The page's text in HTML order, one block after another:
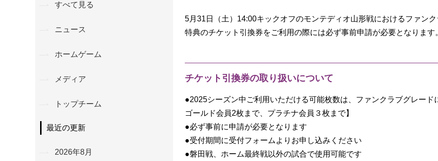
5月31日（土）14:00キックオフのモンテディオ山形戦におけるファン
特典のチケット引換券をご利用の際には必ず事前申請が必要となります
チケット引換券の取り扱いについて
●2025シーズン中ご利用いただける可能枚数は、ファンクラブグレード
ゴールド会員2枚まで、プラチナ会員３枚まで】
●必ず事前に申請が必要となります
●受付期間に受付フォームよりお申し込みください
●磐田戦、ホーム最終戦以外の試合で使用可能です
すべて見る
ニュース
ホームゲーム
メディア
トップチーム
最近の更新
2026年8月